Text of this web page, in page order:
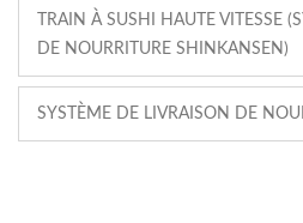
TRAIN À SUSHI HAUTE VITESSE
DE NOURRITURE SHINKANSEN)
SYSTÈME DE LIVRAISON DE